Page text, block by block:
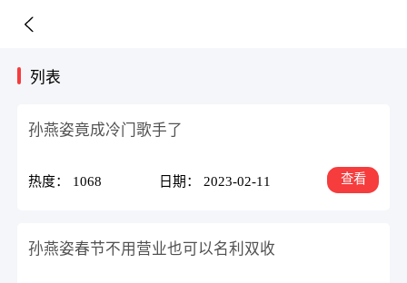
列表
孙燕姿竟成冷门歌手了
热度： 1068 日期： 2023-02-11 查看
孙燕姿春节不用营业也可以名利双收